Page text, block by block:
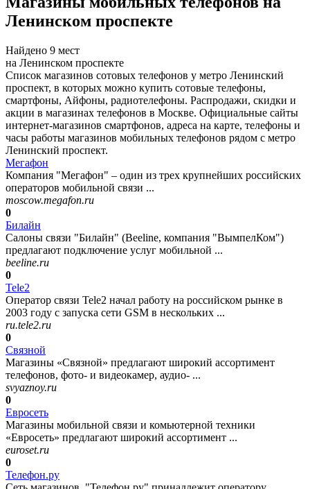
Ленинском проспекте
Найдено 9 мест
на Ленинском проспекте
Список магазинов сотовых телефонов у метро Ленинский
проспект, в которых можно купить сотовые телефоны,
смартфоны, Айфоны, радиотелефоны. Распродажи, скидки и
акции в магазинах телефонов в Москве. Официальные сайты
интернет-магазинов смартфонов, адреса на карте, телефоны и
часы работы магазинов мобильных телефонов рядом с метро
Ленинский проспект.
Мегафон
Компания "Мегафон" – один из трех крупнейших российских
операторов мобильной связи ...
moscow.megafon.ru
0
Билайн
Салоны связи "Билайн" (Beeline, компания "ВымпелКом")
предлагают подключение услуг мобильной ...
beeline.ru
0
Tele2
Оператор связи Tele2 начал работу на российском рынке в
2003 году с запуска сети GSM в нескольких ...
ru.tele2.ru
0
Связной
Магазины «Связной» предлагают широкий ассортимент
телефонов, фото- и видеокамер, аудио- ...
svyaznoy.ru
0
Евросеть
Магазины мобильной связи и комьютерной техники
«Евросеть» предлагают широкий ассортимент ...
euroset.ru
0
Телефон.ру